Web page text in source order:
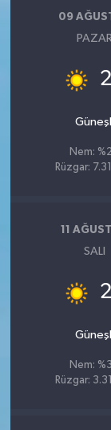
09
Nem:
Rüzgar:
11
SALI
Nem:
Rüzgar: